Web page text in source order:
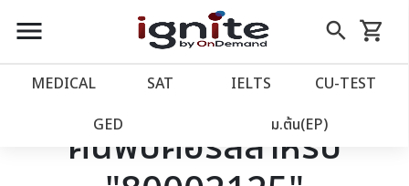
close
account_balance หน้าแรก
เว็บไซต์อิกไนท์
โปรโมชั่น
menu search
Skip
to
shopping_cart
รถเข็น
MEDICAL SAT IELTS CU‑TEST
GED ม.ต้น(EP)
ค้นพบคอร์สสำหรับ